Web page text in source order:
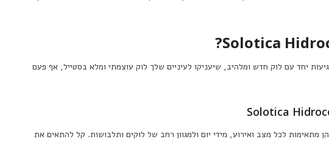
יחד עם לוק חדש ומלהיב, שיעניקו לעיניים שלך לוק עוצמתי ומלא בסטייל, אף פעם
מתאימות לכל מצב ואירוע, מידי יום ולמגוון רחב של לוקים ותלבושות. קל להתאים את